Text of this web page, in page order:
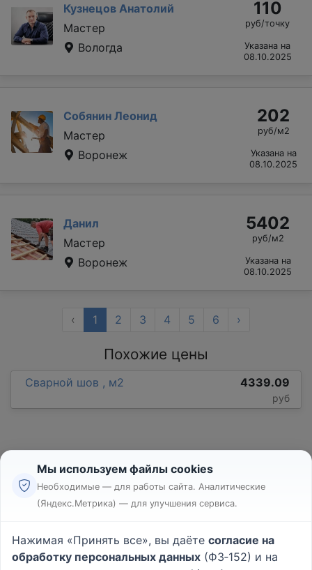
Кузнецов Анатолий
Мастер
Вологда
110
руб/точку
Указана на
08.10.2025
Собянин Леонид
Мастер
Воронеж
202
руб/м2
Указана на
08.10.2025
Данил
Мастер
Воронеж
5402
руб/м2
Указана на
08.10.2025
‹ 1 2 3 4 5 6 ›
Похожие цены
Сварной шов , м2 4339.09
руб
Реклама
Пользовательское соглашение
Политика конфиденциальности
Мы используем файлы cookies
Необходимые — для работы сайта. Аналитические
(Яндекс.Метрика) — для улучшения сервиса.
Нажимая «Принять все», вы даёте согласие на
обработку персональных данных (ФЗ‑152) и на